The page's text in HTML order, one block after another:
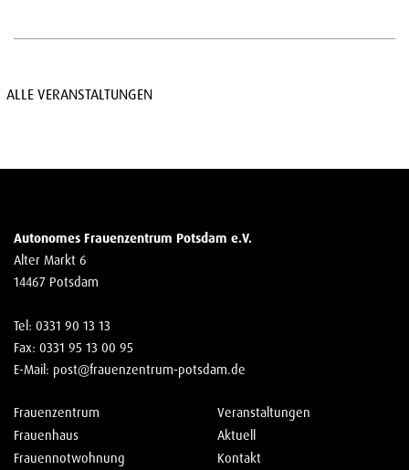
ALLE VERANSTALTUNGEN
Autonomes Frauenzentrum Potsdam e.V.
Alter Markt 6
14467 Potsdam
Tel: 0331 90 13 13
Fax: 0331 95 13 00 95
E-Mail: post@frauenzentrum-potsdam.de
Frauenzentrum
Frauenhaus
Frauennotwohnung
Veranstaltungen
Aktuell
Kontakt